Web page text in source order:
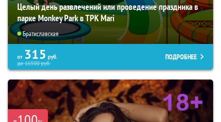
Целый день развлечений или проведение праздника в
парке Monkey Park в ТРК Mari
Братиславская
от 315 руб.
до16500руб.
ПОДРОБНЕЕ